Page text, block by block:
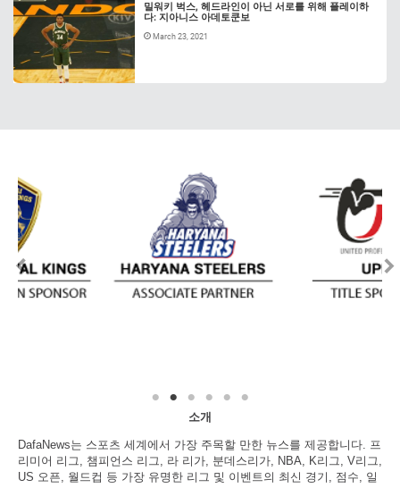
밀워키 벅스, 헤드라인이 아닌 서로를 위해 플레이하
다: 지아니스 아데토쿤보
March 23, 2021
소개
DafaNews는 스포츠 세계에서 가장 주목할 만한 뉴스를 제공합니다. 프
리미어 리그, 챔피언스 리그, 라 리가, 분데스리가, NBA, K리그, V리그,
US 오픈, 월드컵 등 가장 유명한 리그 및 이벤트의 최신 경기, 점수, 일